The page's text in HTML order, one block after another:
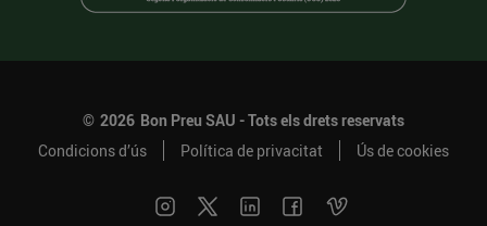
© 2026 Bon Preu SAU - Tots els drets reservats
Condicions d’ús
Política de privacitat Ús de cookies